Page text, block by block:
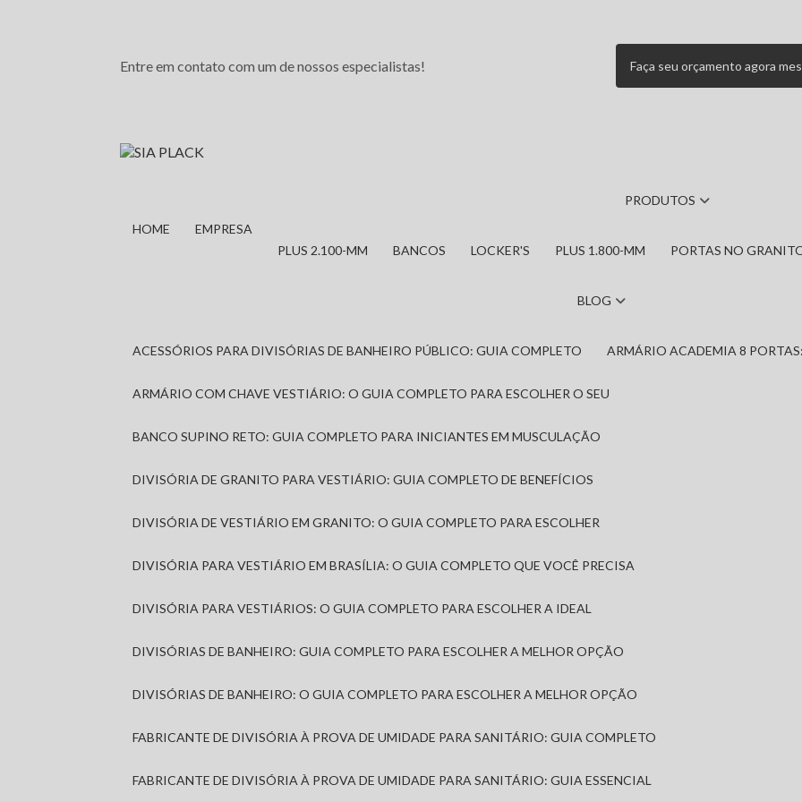
Entre em contato com um de nossos especialistas! Faça seu orçamento agora
HOME EMPRESA
PRODUTOS
PLUS 2.100-MM BANCOS LOCKER'S PLUS 1.800-MM PORTAS NO
BLOG
ACESSÓRIOS PARA DIVISÓRIAS DE BANHEIRO PÚBLICO: GUIA COMPLETO ARMÁRIO ACADEMIA 8
ARMÁRIO COM CHAVE VESTIÁRIO: O GUIA COMPLETO PARA ESCOLHER O SEU
BANCO SUPINO RETO: GUIA COMPLETO PARA INICIANTES EM MUSCULAÇÃO
DIVISÓRIA DE GRANITO PARA VESTIÁRIO: GUIA COMPLETO DE BENEFÍCIOS
DIVISÓRIA DE VESTIÁRIO EM GRANITO: O GUIA COMPLETO PARA ESCOLHER
DIVISÓRIA PARA VESTIÁRIO EM BRASÍLIA: O GUIA COMPLETO QUE VOCÊ PRECISA
DIVISÓRIA PARA VESTIÁRIOS: O GUIA COMPLETO PARA ESCOLHER A IDEAL
DIVISÓRIAS DE BANHEIRO: GUIA COMPLETO PARA ESCOLHER A MELHOR OPÇÃO
DIVISÓRIAS DE BANHEIRO: O GUIA COMPLETO PARA ESCOLHER A MELHOR OPÇÃO
FABRICANTE DE DIVISÓRIA À PROVA DE UMIDADE PARA SANITÁRIO: GUIA COMPLETO
FABRICANTE DE DIVISÓRIA À PROVA DE UMIDADE PARA SANITÁRIO: GUIA ESSENCIAL